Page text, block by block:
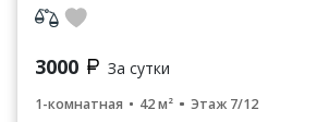
с...
3000 За сутки
1-комнатная 42 м² Этаж 7/12